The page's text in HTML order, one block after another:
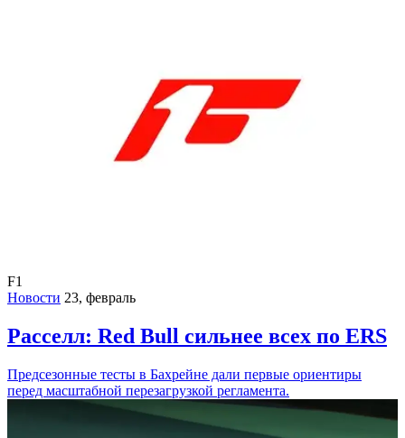
F1
Новости 23, февраль
Расселл: Red Bull сильнее всех по ERS
Предсезонные тесты в Бахрейне дали первые ориентиры
перед масштабной перезагрузкой регламента.